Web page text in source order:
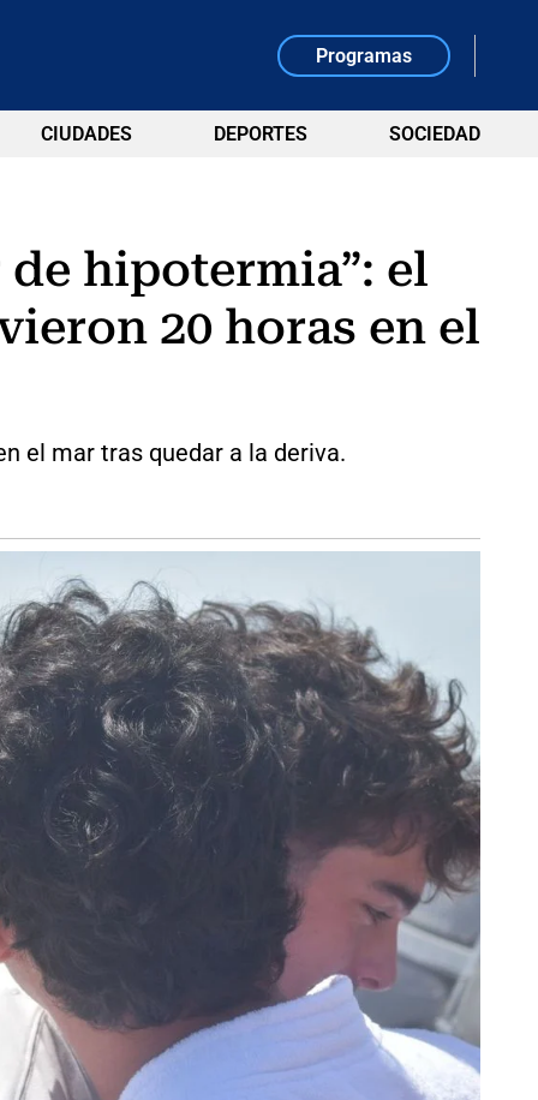
Programas
CIUDADES DEPORTES SOCIEDAD
hipotermia”: el
20 horas en el
el mar tras quedar a la deriva.